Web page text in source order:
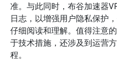
准。与此同时，布谷加速器
日志，以增强用户隐私保护
仔细阅读和理解。值得注意
于技术措施，还涉及到运营
程。